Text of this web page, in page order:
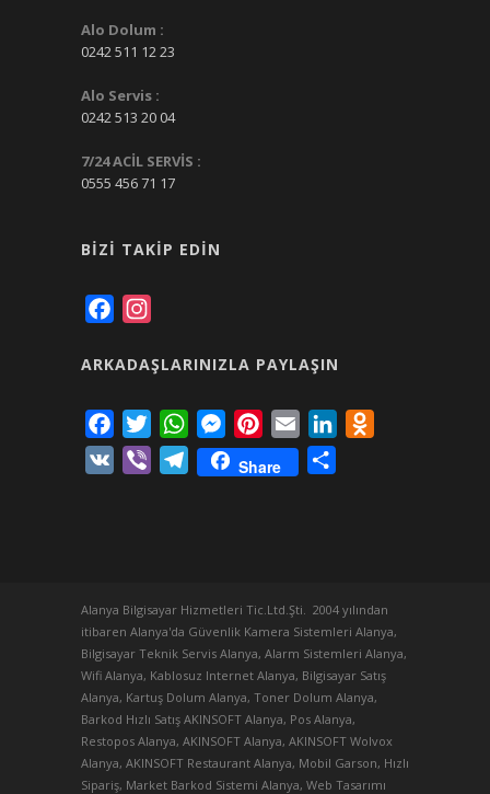
Alo Dolum :
0242 511 12 23
Alo Servis :
0242 513 20 04
7/24 ACİL SERVİS :
0555 456 71 17
BIZI TAKIP EDIN
Facebook
ARKADAŞLARINIZLA PAYLAŞIN
FacebookTwitterWhatsAppMessenger
Pinterest
Email LinkedIn
VK
Viber Telegram
Share
Alanya Bilgisayar Hizmetleri Tic.Ltd.Şti. 2004 yılından
itibaren Alanya'da Güvenlik Kamera Sistemleri Alanya,
Bilgisayar Teknik Servis Alanya, Alarm Sistemleri Alanya,
Wifi Alanya, Kablosuz Internet Alanya, Bilgisayar Satış
Alanya, Kartuş Dolum Alanya, Toner Dolum Alanya,
Barkod Hızlı Satış AKINSOFT Alanya, Pos Alanya,
Restopos Alanya, AKINSOFT Alanya, AKINSOFT Wolvox
Alanya, AKINSOFT Restaurant Alanya, Mobil Garson, Hızlı
Sipariş, Market Barkod Sistemi Alanya, Web Tasarımı